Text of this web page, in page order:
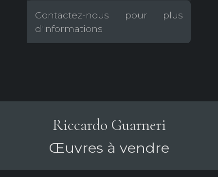
Contactez-nous pour plus
d'informations
Riccardo Guarneri
Œuvres à vendre